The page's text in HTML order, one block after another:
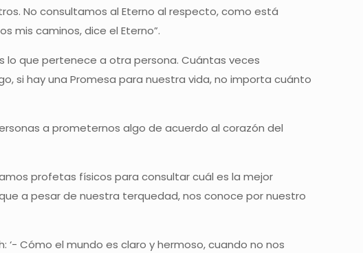
No consultamos al Eterno al respecto, como está
mis caminos, dice el Eterno”.
que pertenece a otra persona. Cuántas veces
si hay una Promesa para nuestra vida, no importa cuánto
a prometernos algo de acuerdo al corazón del
profetas físicos para consultar cuál es la mejor
a pesar de nuestra terquedad, nos conoce por nuestro
Cómo el mundo es claro y hermoso, cuando no nos